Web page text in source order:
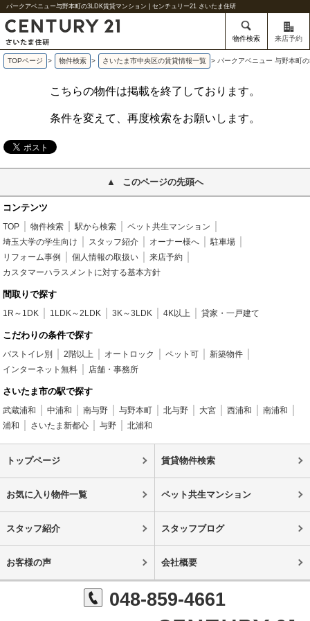
パークアベニュー与野本町の3LDK賃貸マンション | センチュリー21 さいたま住研
物件検索 来店予約
TOPページ > 物件検索 > さいたま市中央区の賃貸情報一覧 > パークアベニュー 与野本町
こちらの物件は掲載を終了しております。
条件を変えて、再度検索をお願いします。
このページの先頭へ
コンテンツ
TOP 物件検索 駅から検索
ペット共生マンション
埼玉大学の学生向け
スタッフ紹介 オーナー様へ
駐車場
リフォーム事例
個人情報の取扱い
来店予約
カスタマーハラスメントに対する基本方針
間取りで探す
1R～1DK 1LDK～2LDK 3K～3LDK 4K以上 貸家・一戸建て
こだわりの条件で探す
バストイレ別 2階以上 オートロック ペット可
新築物件
インターネット無料
店舗・事務所
さいたま市の駅で探す
武蔵浦和 中浦和 南与野 与野本町 北与野 大宮 西浦和
南浦和
浦和
さいたま新都心 与野 北浦和
トップページ 賃貸物件検索
お気に入り物件一覧 ペット共生マンション
スタッフ紹介 スタッフブログ
お客様の声 会社概要
048-859-4661